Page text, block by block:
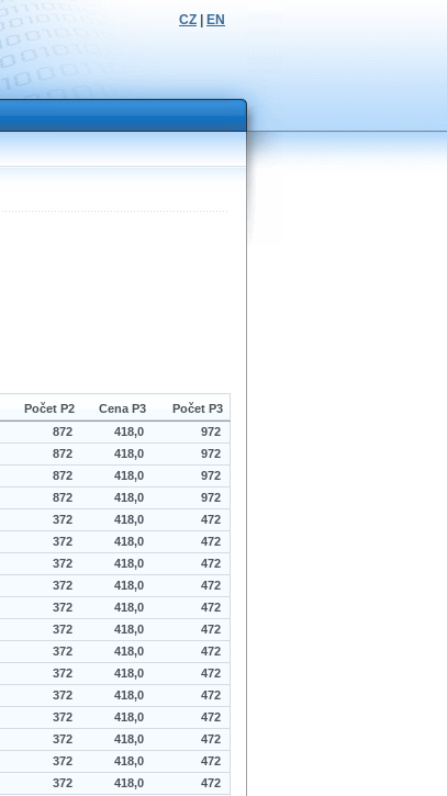
CZ EN
Počet P2 Cena P3
Počet P3
872 418,0
972
872 418,0
972
872 418,0
972
872 418,0
972
372 418,0
472
372 418,0
472
372 418,0
472
372 418,0
472
372 418,0
472
372 418,0
472
372 418,0
472
372 418,0
472
372 418,0
472
372 418,0
472
372 418,0
472
372 418,0
472
372 418,0
472